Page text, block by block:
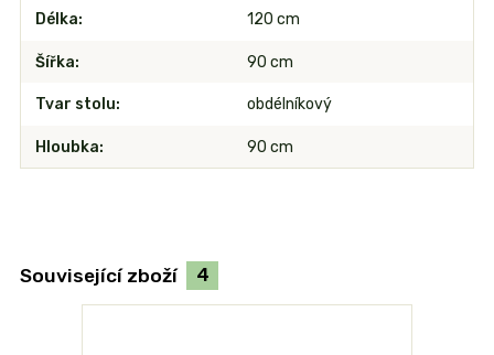
Délka 120 cm
Šířka 90 cm
Tvar stolu obdélníkový
Hloubka 90 cm
Související zboží 4